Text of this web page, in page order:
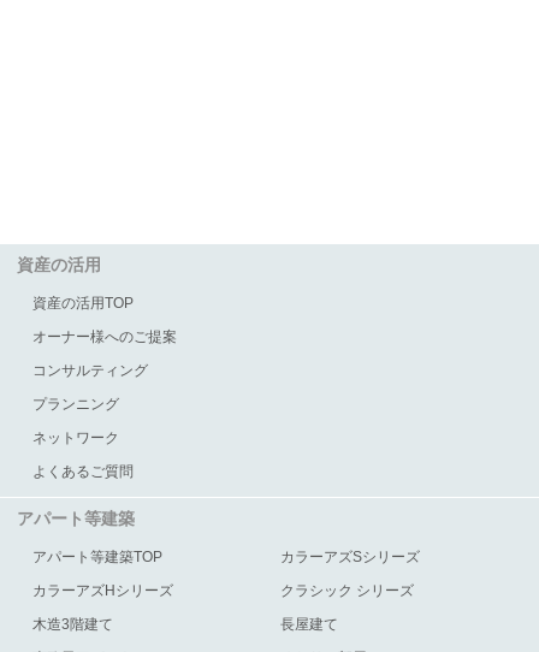
資産の活用
資産の活用TOP
オーナー様へのご提案
コンサルティング
プランニング
ネットワーク
よくあるご質問
アパート等建築
アパート等建築TOP
カラーアズSシリーズ
カラーアズHシリーズ
クラシック シリーズ
木造3階建て
長屋建て